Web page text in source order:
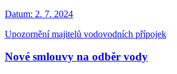
Datum: 2. 7. 2024
Upozornění majitelů vodovodních přípojek
Nové smlouvy na odběr vody